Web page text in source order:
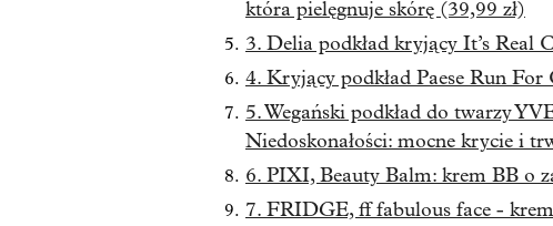
która pielęgnuje skórę (39,99 zł)
3. Delia podkład kryjący It’s Real
4. Kryjący podkład Paese Run For
5. Wegański podkład do twarzy
Niedoskonałości: mocne krycie i
6. PIXI, Beauty Balm: krem BB o
7. FRIDGE, ff fabulous face -